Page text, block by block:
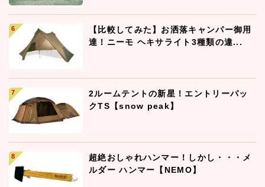
【比較してみた】お洒落キャンパー御用
達！ニーモ ヘキサライト3種類の違...
2ルームテントの新星！エントリーパッ
クTS【snow peak】
超絶おしゃれハンマー！しかし・・・メ
ルダー ハンマー【NEMO】